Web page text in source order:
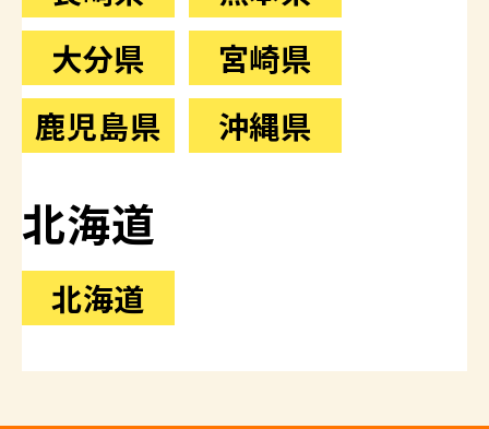
大分県
宮崎県
鹿児島県
沖縄県
北海道
北海道